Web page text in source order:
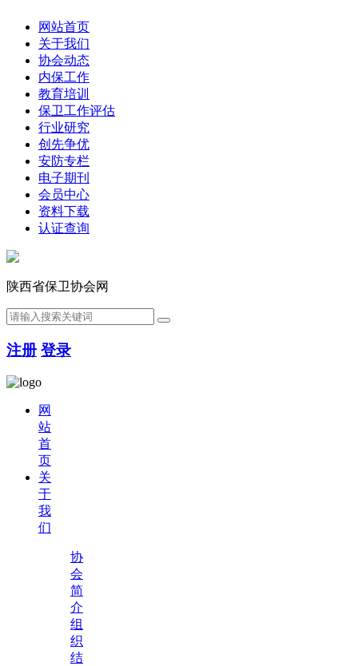
网站首页
关于我们
协会动态
内保工作
教育培训
保卫工作评估
行业研究
创先争优
安防专栏
电子期刊
会员中心
资料下载
认证查询
陕西省保卫协会网
注册 登录
网
站
首
页
关
于
我
们
协
会
简
介
组
织
结